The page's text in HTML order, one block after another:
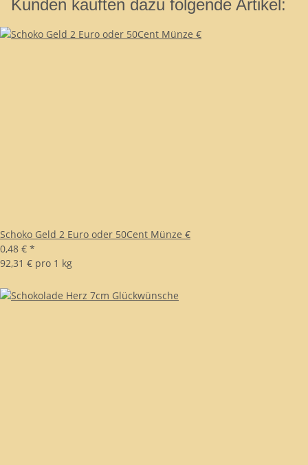
Kunden kauften dazu folgende Artikel:
Schoko Geld 2 Euro oder 50Cent Münze €
0,48 € *
92,31 € pro 1 kg